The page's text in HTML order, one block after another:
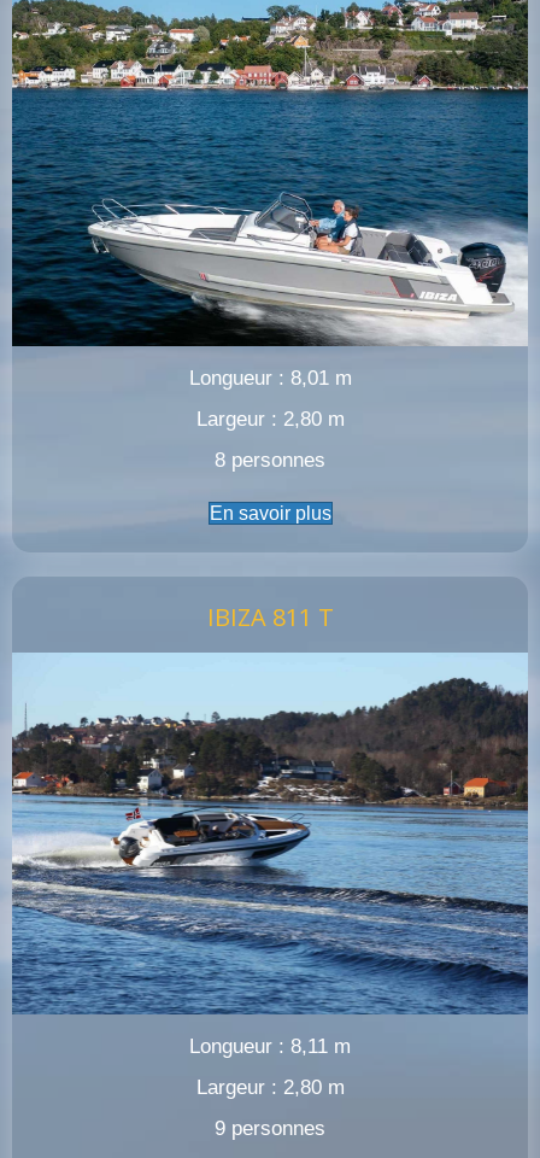
Longueur : 8,01 m
Largeur : 2,80 m
8 personnes
En savoir plus
IBIZA 811 T
Longueur : 8,11 m
Largeur : 2,80 m
9 personnes